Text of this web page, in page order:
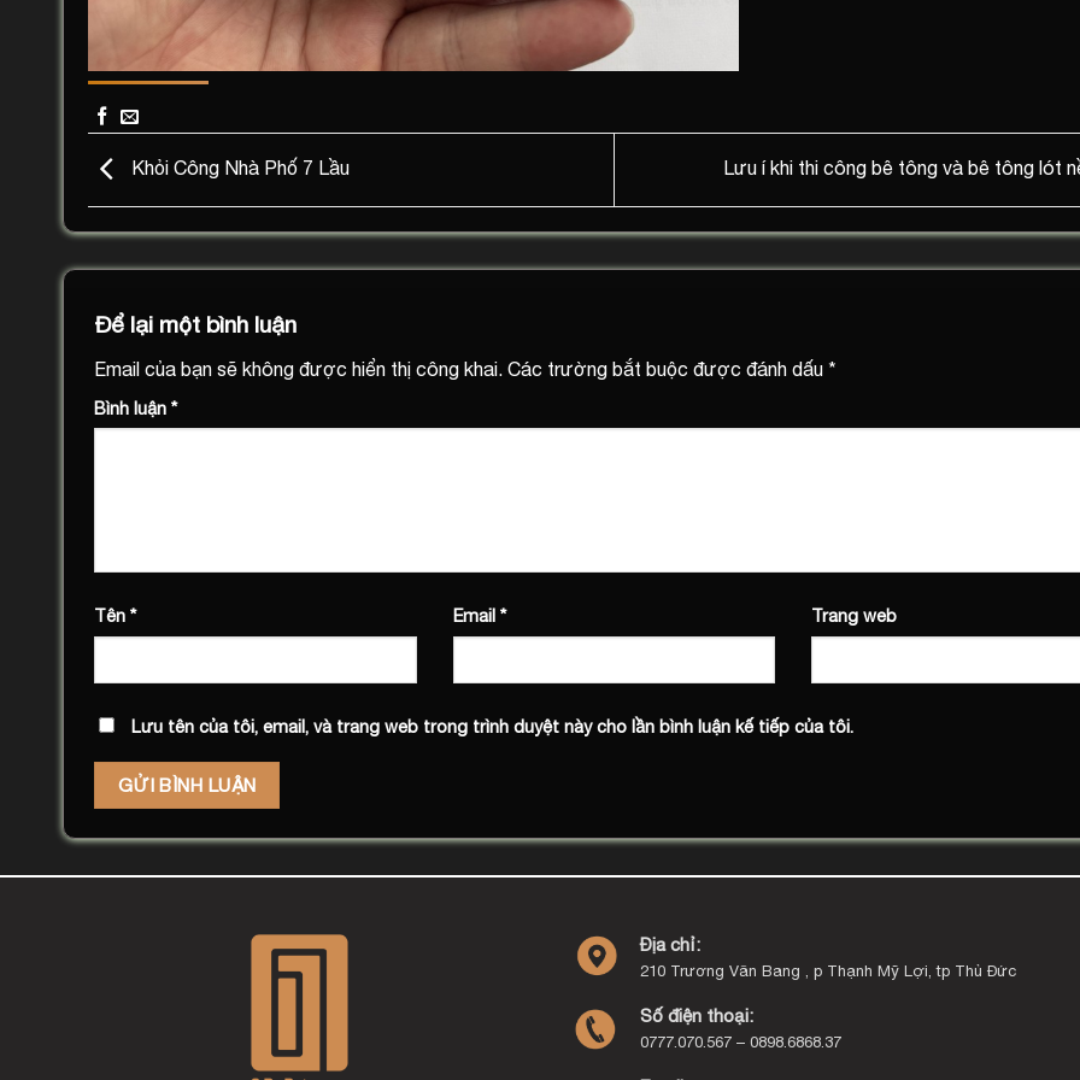
Khỏi Công Nhà Phố 7 Lầu Lưu í khi thi công bê tông và bê tông lót
Để lại một bình luận
Email của bạn sẽ không được hiển thị công khai. Các trường bắt buộc được đánh dấu *
Bình luận *
Tên * Email * Trang web
Lưu tên của tôi, email, và trang web trong trình duyệt này cho lần bình luận kế tiếp của tôi.
Địa chỉ:
210 Trương Văn Bang , p Thạnh Mỹ Lợi, tp Thủ Đức
Số điện thoại:
0777.070.567 – 0898.6868.37